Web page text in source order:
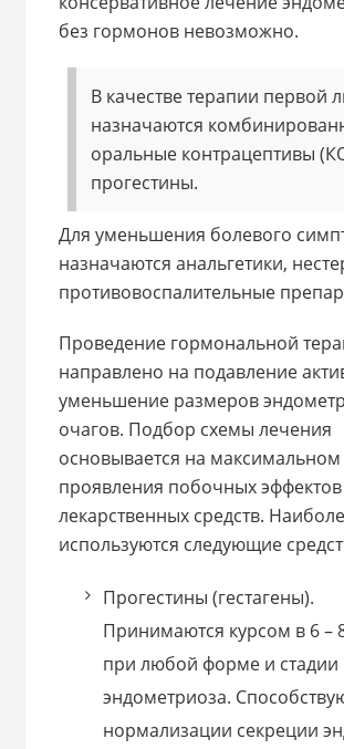
без гормонов невозможно.
В качестве терапии первой
назначаются
оральные контрацептивы
прогестины.
Для уменьшения болевого
назначаются анальгетики,
противовоспалительные
Проведение гормональной
направлено на подавление
уменьшение размеров
очагов. Подбор схемы лечения
основывается на
проявления побочных эффектов
лекарственных средств.
используются следующие
Прогестины (гестагены).
Принимаются курсом в 6 –
при любой форме и стадии
эндометриоза.
нормализации секреции